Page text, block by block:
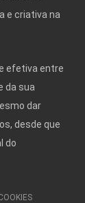
e criativa na
efetiva entre
da sua
dar
desde que
do